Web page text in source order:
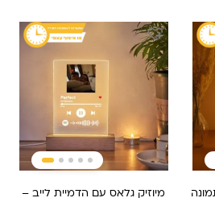
מיוזיק גלאס עם הדמיית לייב –